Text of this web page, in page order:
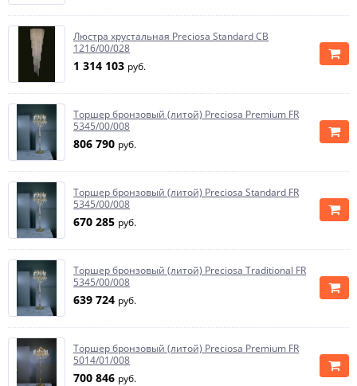
Люстра хрустальная Preciosa Standard CB
1216/00/028
1 314 103 руб.
Торшер бронзовый (литой) Preciosa Premium FR
5345/00/008
806 790 руб.
Торшер бронзовый (литой) Preciosa Standard FR
5345/00/008
670 285 руб.
Торшер бронзовый (литой) Preciosa Traditional FR
5345/00/008
639 724 руб.
Торшер бронзовый (литой) Preciosa Premium FR
5014/01/008
700 846 руб.